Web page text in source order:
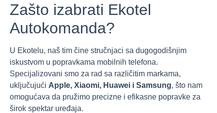
Zašto izabrati Ekotel
Autokomanda?
U Ekotelu, naš tim čine stručnjaci sa dugogodišnjim
iskustvom u popravkama mobilnih telefona.
Specijalizovani smo za rad sa različitim markama,
uključujući Apple, Xiaomi, Huawei i Samsung, što nam
omogućava da pružimo precizne i efikasne popravke za
širok spektar uređaja.